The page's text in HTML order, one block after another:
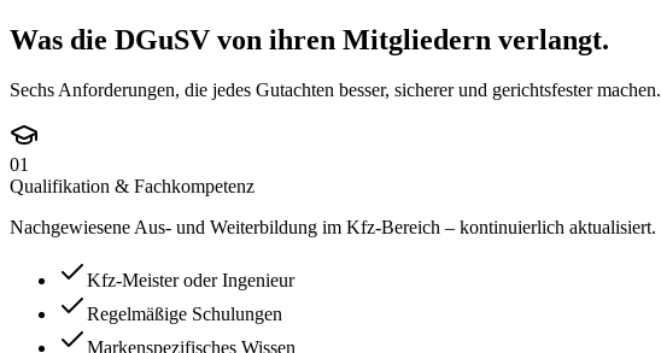
Was die DGuSV von ihren Mitgliedern verlangt.
Sechs Anforderungen, die jedes Gutachten besser, sicherer und gerichtsfester machen.
01
Qualifikation & Fachkompetenz
Nachgewiesene Aus- und Weiterbildung im Kfz-Bereich – kontinuierlich aktualisiert.
Kfz-Meister oder Ingenieur
Regelmäßige Schulungen
Markenspezifisches Wissen